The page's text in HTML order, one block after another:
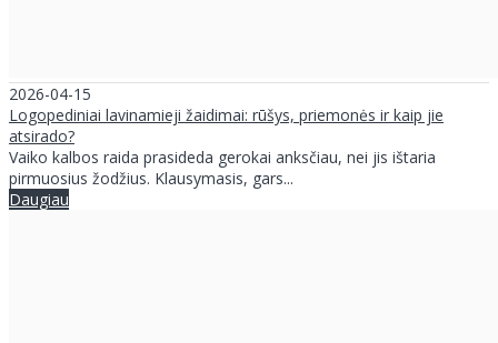
2026-04-15
Logopediniai lavinamieji žaidimai: rūšys, priemonės ir kaip jie
atsirado?
Vaiko kalbos raida prasideda gerokai anksčiau, nei jis ištaria
pirmuosius žodžius. Klausymasis, gars...
Daugiau